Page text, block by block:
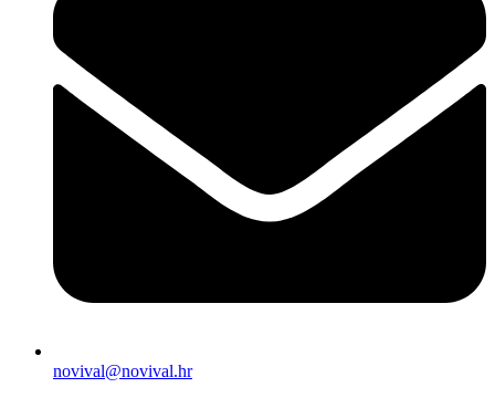
novival@novival.hr